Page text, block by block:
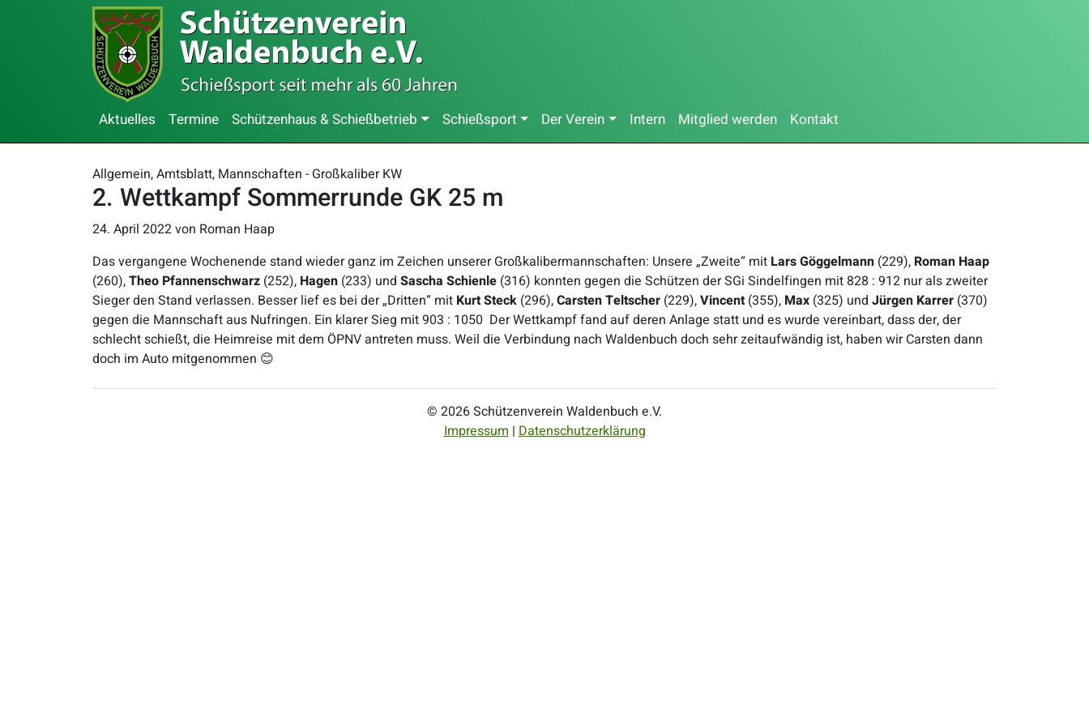
Aktuelles Termine Schützenhaus & Schießbetrieb Schießsport Der Verein Intern Mitglied werden Kontakt
Allgemein, Amtsblatt, Mannschaften - Großkaliber KW
2. Wettkampf Sommerrunde GK 25 m
24. April 2022von Roman Haap
Das vergangene Wochenende stand wieder ganz im Zeichen unserer Großkalibermannschaften: Unsere „Zweite“ mit Lars Göggelmann (229), Roman Haap
(260),Theo Pfannenschwarz (252), Hagen (233) und Sascha Schienle (316) konnten gegen die Schützen der SGi Sindelfingen mit 828 : 912 nur als zweiter
Sieger den Stand verlassen. Besser lief es bei der „Dritten“ mit Kurt Steck (296),Carsten Teltscher (229),Vincent(355), Max (325) und Jürgen Karrer (370)
gegen die Mannschaft aus Nufringen. Ein klarer Sieg mit 903 : 1050 Der Wettkampf fand auf deren Anlage statt und es wurde vereinbart, dass der, der
schlecht schießt, die Heimreise mit dem ÖPNV antreten muss. Weil die Verbindung nach Waldenbuch doch sehr zeitaufwändig ist, haben wir Carsten dann
doch im Auto mitgenommen 😊
© 2026 Schützenverein Waldenbuch e.V.
Impressum|Datenschutzerklärung